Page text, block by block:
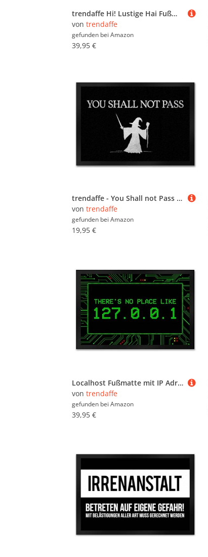
trendaffe Hi! Lustige Hai Fußmatte mit Haifischflosse und Meeresmotiv
von trendaffe
gefunden bei Amazon
39,95 €
trendaffe - You Shall not Pass Fußmatte mit Zauberer Motiv Schwert Zauberstab Wohnung Magie
von trendaffe
gefunden bei Amazon
19,95 €
Localhost Fußmatte mit IP Adresse 127.0.0.1 in grün - There's no Place Like
von trendaffe
gefunden bei Amazon
39,95 €